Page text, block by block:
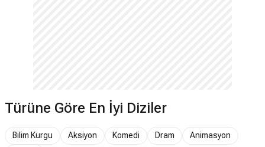
Türüne Göre En İyi Diziler
Bilim Kurgu Aksiyon Komedi Dram
Animasyon